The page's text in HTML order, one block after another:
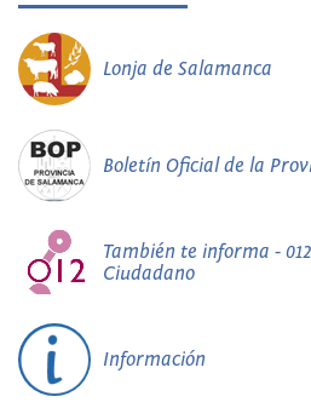
Lonja de Salamanca
Boletín Oficial de la
También te informa -
Ciudadano
Información